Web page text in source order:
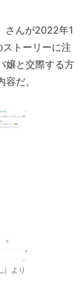
さんが2022年1
トーリーに注
嬢と交際する方
だ。
）より